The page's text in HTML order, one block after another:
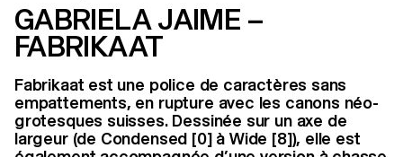
GABRIELA JAIME –
FABRIKAAT
Fabrikaat est une police de caractères sans
empattements, en rupture avec les canons néo-
grotesques suisses. Dessinée sur un axe de
largeur (de Condensed [0] à Wide [8]), elle est